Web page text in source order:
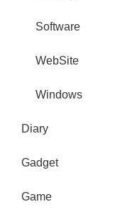
Software
WebSite
Windows
Diary
Gadget
Game